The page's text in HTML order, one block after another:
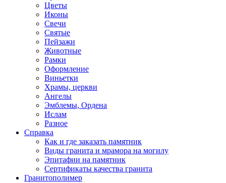
Цветы
Иконы
Свечи
Святые
Пейзажи
Животные
Рамки
Оформление
Виньетки
Храмы, церкви
Ангелы
Эмблемы, Ордена
Ислам
Разное
Справка
Как и где заказать памятник
Виды гранита и мрамора на могилу
Эпитафии на памятник
Сертификаты качества гранита
Гранитополимер